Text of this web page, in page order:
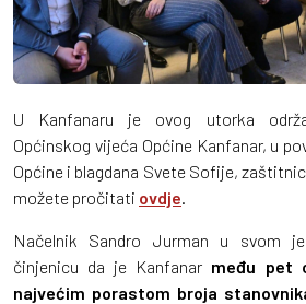
U Kanfanaru je ovog utorka
Općinskog vijeća Općine Kanfanar, u
Općine i blagdana Svete Sofije,
možete pročitati ovdje.
Načelnik Sandro Jurman u svom
činjenicu da je Kanfanar među pet
najvećim porastom broja